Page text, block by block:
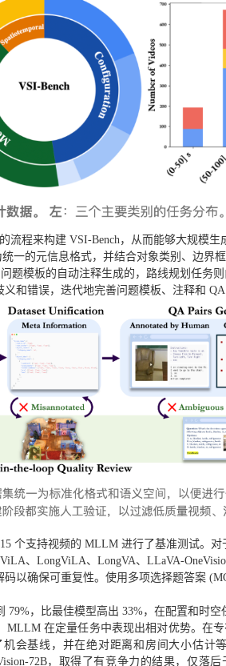
流程来构建 VSI-Bench，从而能够大规模
一的元信息格式，并结合对象类别、边界
题模板的自动注释生成的，路线规划任务
和错误，迭代地完善问题模板、注释和 QA
个支持视频的 MLLM 进行了基准测试。
、LongViLA、LongVA、LLaVA-
以确保可重复性。使用多项选择题答案
79%，比最佳模型高出 33%，在配置和时
在定量任务中表现出相对优势。在
会基线，并在绝对距离和房间大小估计
72B，取得了有竞争力的结果，仅落